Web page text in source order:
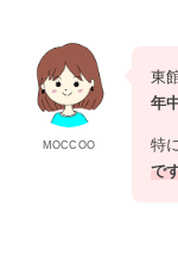
MOCCOO
東
年
特に
で